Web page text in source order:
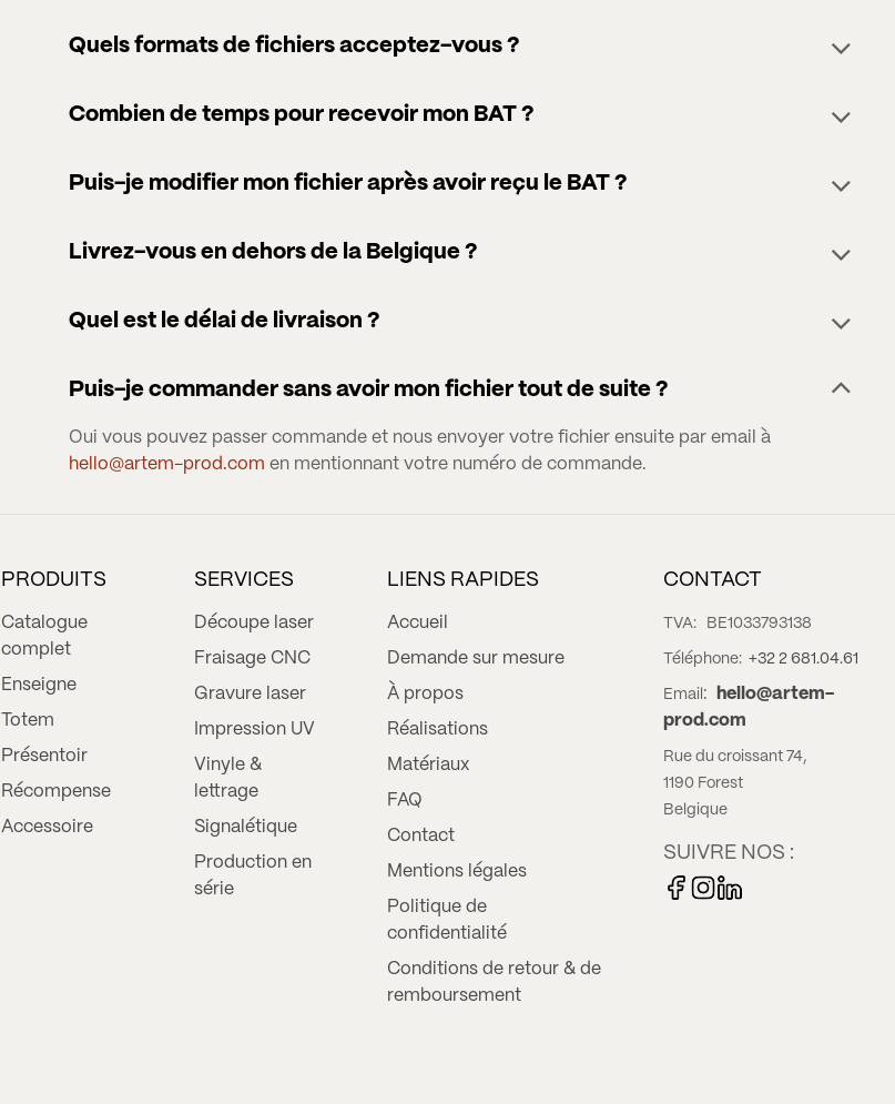
Quels formats de fichiers acceptez-vous ?
Combien de temps pour recevoir mon BAT ?
Puis-je modifier mon fichier après avoir reçu le BAT ?
Livrez-vous en dehors de la Belgique ?
Quel est le délai de livraison ?
Puis-je commander sans avoir mon fichier tout de suite ?
Oui vous pouvez passer commande et nous envoyer votre fichier ensuite par email à
hello@artem-prod.com en mentionnant votre numéro de commande.
PRODUITS
Catalogue
complet
Enseigne
Totem
Présentoir
Récompense
Accessoire
SERVICES
Découpe laser
Fraisage CNC
Gravure laser
Impression UV
Vinyle &
lettrage
Signalétique
Production en
série
LIENS RAPIDES
Accueil
Demande sur mesure
À propos
Réalisations
Matériaux
FAQ
Contact
Mentions légales
Politique de
confidentialité
Conditions de retour & de
remboursement
CONTACT
TVA: BE1033793138
Téléphone: +32 2 681.04.61
Email :
hello@artem-
prod.com
Rue du croissant 74,
1190 Forest
Belgique
SUIVRE NOS :